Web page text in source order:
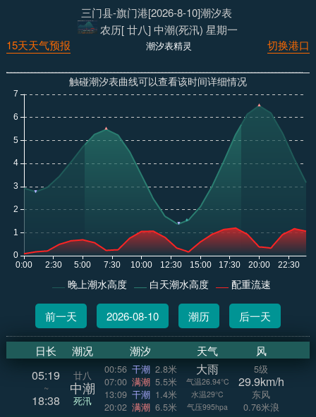
三门县-旗门港[2026-8-10]潮汐表
农历[ 廿八] 中潮(死汛) 星期一
切换港口
潮汐表精灵
15天天气预报
触碰潮汐表曲线可以查看该时间详细情况
晚上潮水高度 白天潮水高度 配重流速
前一天 2026-08-10 潮历 后一天
日长 潮况 潮汐 天气 风
05:19
~
18:38
廿八
中潮
死汛
00:56 干潮 2.8米
07:00 满潮 5.5米
13:09 干潮 1.4米
20:02 满潮 6.5米
大雨
气温26.94°C
水温29°C
气压995hpa
5级
29.9km/h
东风
0.76米浪